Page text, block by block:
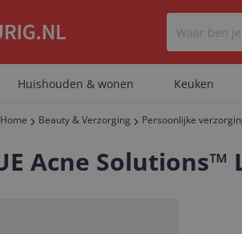
Huishouden & wonen Keuken
Home Beauty & Verzorging Persoonlijke
Acne